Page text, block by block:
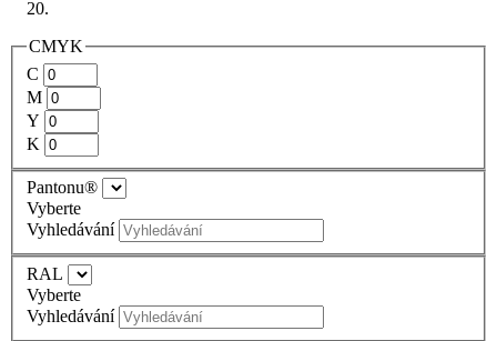
CMYK
C
M
Y
K
Pantonu®
Vyberte
Vyhledávání
RAL
Vyberte
Vyhledávání